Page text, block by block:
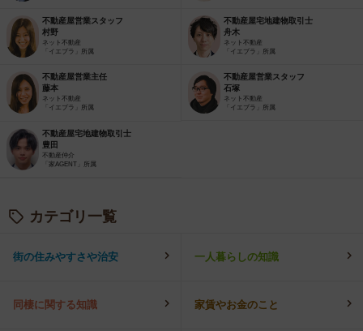
不動産屋営業スタッフ
村野
ネット不動産
「イエプラ」所属
不動産屋宅地建物取引士
舟木
ネット不動産
「イエプラ」所属
不動産屋営業主任
藤本
ネット不動産
「イエプラ」所属
不動産屋営業スタッフ
石塚
ネット不動産
「イエプラ」所属
不動産屋宅地建物取引士
豊田
不動産仲介
「家AGENT」所属
カテゴリ一覧
街の住みやすさや治安 一人暮らしの知識
同棲に関する知識 家賃やお金のこと